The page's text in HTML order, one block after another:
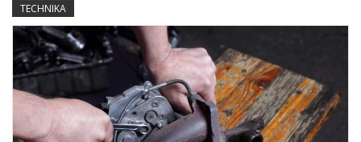
TECHNIKA